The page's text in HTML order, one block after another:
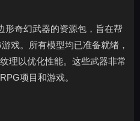
形奇幻武器的资源包，旨在帮
戏。所有模型均已准备就绪，
理以优化性能。这些武器非常
项目和游戏。